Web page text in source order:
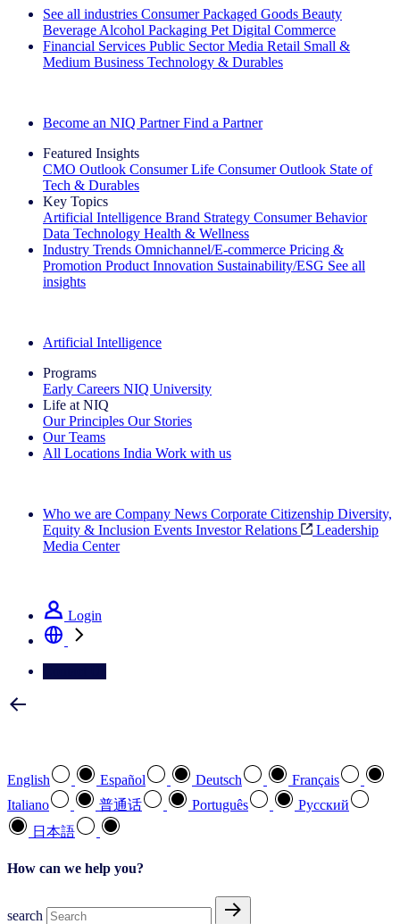
See all industries Consumer Packaged Goods Beauty
Beverage Alcohol Packaging Pet Digital Commerce
Financial Services Public Sector Media Retail Small &
Medium Business Technology & Durables
Become an NIQ Partner Find a Partner
Featured Insights
CMO Outlook Consumer Life Consumer Outlook State of
Tech & Durables
Key Topics
Artificial Intelligence Brand Strategy Consumer Behavior
Data Technology Health & Wellness
Industry Trends Omnichannel/E-commerce Pricing &
Promotion Product Innovation Sustainability/ESG See all
insights
Artificial Intelligence
Programs
Early Careers NIQ University
Life at NIQ
Our Principles Our Stories
Our Teams
All Locations India Work with us
Who we are Company News Corporate Citizenship Diversity,
Equity & Inclusion Events Investor Relations
Leadership
Media Center
Login
English Español Deutsch
Français
Italiano
普通话 Português
Pусский
日本語
How can we help you?
search